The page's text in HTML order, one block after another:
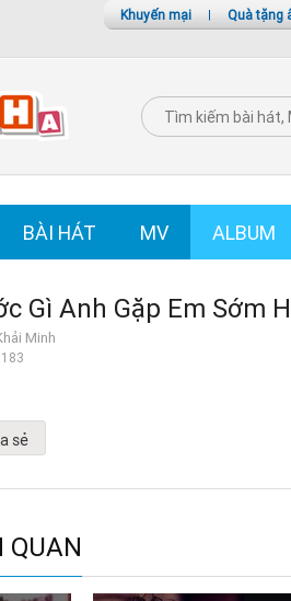
Khuyến mại | Quà tặng
BÀI HÁT MV ALBUM
Gì Anh Gặp Em Sớm
Minh
183
sẻ
QUAN